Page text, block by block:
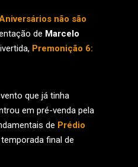
não são
de Marcelo
Premonição 6:
que já tinha
em pré-venda pela
de Prédio
final de